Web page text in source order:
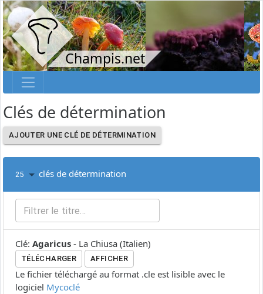
Champis.net
Clés de détermination
AJOUTER UNE CLÉ DE DÉTERMINATION
25 clés de détermination
Clé: Agaricus - La Chiusa (Italien)
TÉLÉCHARGER AFFICHER
Le fichier téléchargé au format .cle est lisible avec le
logiciel Mycoclé